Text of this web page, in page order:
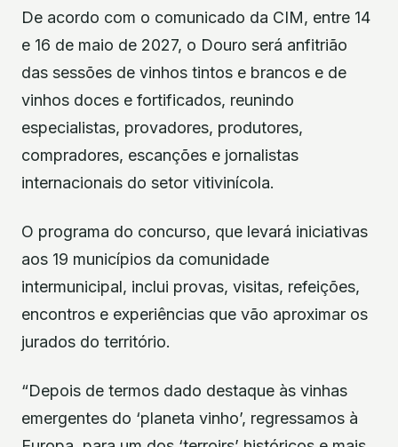
De acordo com o comunicado da CIM, entre 14
e 16 de maio de 2027, o Douro será anfitrião
das sessões de vinhos tintos e brancos e de
vinhos doces e fortificados, reunindo
especialistas, provadores, produtores,
compradores, escanções e jornalistas
internacionais do setor vitivinícola.
O programa do concurso, que levará iniciativas
aos 19 municípios da comunidade
intermunicipal, inclui provas, visitas, refeições,
encontros e experiências que vão aproximar os
jurados do território.
“Depois de termos dado destaque às vinhas
emergentes do ‘planeta vinho’, regressamos à